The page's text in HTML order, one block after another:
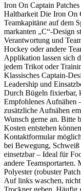
Iron On Captain
Haltbarkeit Die Iron On
Teamkapitäne auf dem
markanten „C“-Design
Verantwortung und
Hockey oder andere
Applikation lassen sich
jedem Trikot oder
Klassisches Captain-
Leadership und
Durch Bügeln fixierbar,
Empfohlenes Aufnähen
zusätzliche Aufnähen
Wunsch gerne an. Bitte
Kosten entstehen
Kontaktformular
bei Bewegung,
einsetzbar – Ideal für
andere
Polyester (robuster
Auf links waschen,
Trockner geben. Häufig